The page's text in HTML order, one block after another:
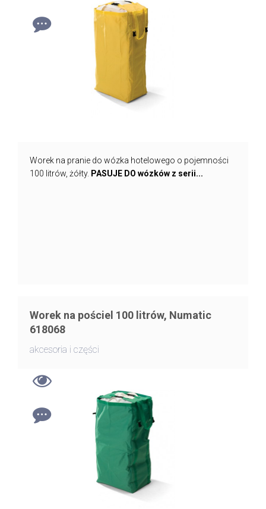
Worek na pranie do wózka hotelowego o pojemności
100 litrów, żółty. PASUJE DO wózków z serii...
Worek na pościel 100 litrów, Numatic
618068
akcesoria i części